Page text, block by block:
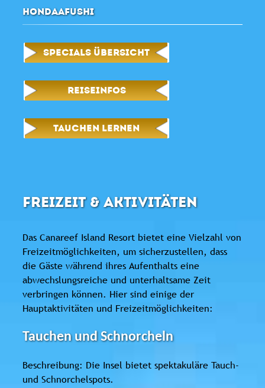
HONDAAFUSHI
SPECIALS ÜBERSICHT
REISEINFOS
TAUCHEN LERNEN
FREIZEIT & AKTIVITÄTEN
Das Canareef Island Resort bietet eine Vielzahl von
Freizeitmöglichkeiten, um sicherzustellen, dass
die Gäste während ihres Aufenthalts eine
abwechslungsreiche und unterhaltsame Zeit
verbringen können. Hier sind einige der
Hauptaktivitäten und Freizeitmöglichkeiten:
Tauchen und Schnorcheln
Beschreibung: Die Insel bietet spektakuläre Tauch-
und Schnorchelspots.